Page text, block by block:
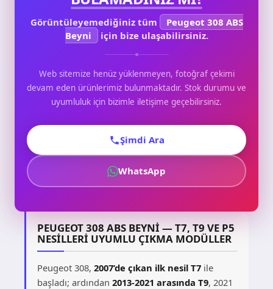
Görüntüleyemediğiniz tüm
Peugeot 308 ABS
Beyni
için bize ulaşabilirsiniz.
Web sitemize henüz yüklenmeyen, fotoğraf çekimi
devam eden ürünlerimiz bulunmaktadır. Stok durumu ve
uyumluluk için bizimle iletişime geçebilirsiniz.
Şimdi Ara
WhatsApp
PEUGEOT 308 ABS BEYNI — T7, T9 VE P5
NESILLERI UYUMLU ÇIKMA MODÜLLER
Peugeot 308, 2007’de çıkan ilk nesil T7ile
başladı; ardından 2013-2021 arasında T9, 2021